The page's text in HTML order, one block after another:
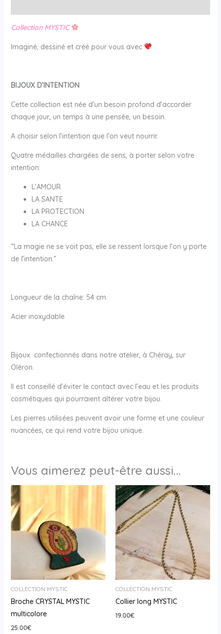
Collection MYSTIC
Imaginé, dessiné et créé pour vous avec
BIJOUX D’INTENTION
Cette collection est née d’un besoin profond d’accorder
chaque jour, un temps à une pensée, un besoin.
A choisir selon l’intention que l’on veut nourrir.
Quatre médailles chargées de sens, à porter selon votre
intention:
L’AMOUR
LA SANTE
LA PROTECTION
LA CHANCE
“La magie ne se voit pas, elle se ressent lorsque l’on y porte
de l’intention.”
Longueur de la chaîne: 54 cm
Acier inoxydable
Bijoux confectionnés dans notre atelier, à Chéray, sur
Oléron.
Il est conseillé d’éviter le contact avec l’eau et les produits
cosmétiques qui pourraient altérer votre bijou.
Les pierres utilisées peuvent avoir une forme et une couleur
nuancées, ce qui rend votre bijou unique.
Vous aimerez peut-être aussi…
COLLECTION MYSTIC
Broche CRYSTAL MYSTIC
multicolore
25.00€
COLLECTION MYSTIC
Collier long MYSTIC
19.00€